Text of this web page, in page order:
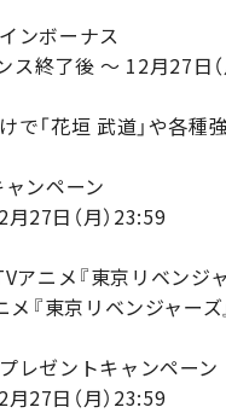
ンボーナス
ス終了後 ～ 12月27日
で「花垣 武道」や各
ンペーン
27日（月）23:59
アニメ『東京リベン
『東京リベンジャー
レゼントキャンペーン
27日（月）23:59